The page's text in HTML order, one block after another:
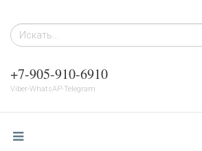
+7-905-910-6910
Viber-WhatsAP-Telegram